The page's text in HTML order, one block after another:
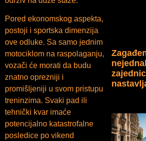
Pored ekonomskog aspekta,
postoji i sportska dimenzija
ove odluke. Sa samo jednim
motociklom na raspolaganju,
vozači će morati da budu
znatno oprezniji i
promišljeniji u svom pristupu
treninzima. Svaki pad ili
tehnički kvar imaće
potencijalno katastrofalne
posledice po vikend